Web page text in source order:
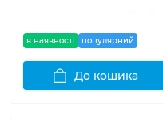
в наявності популярний
До кошика